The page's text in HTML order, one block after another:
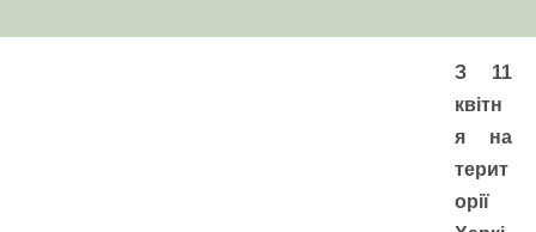
З 11
квітн
я на
терит
орії